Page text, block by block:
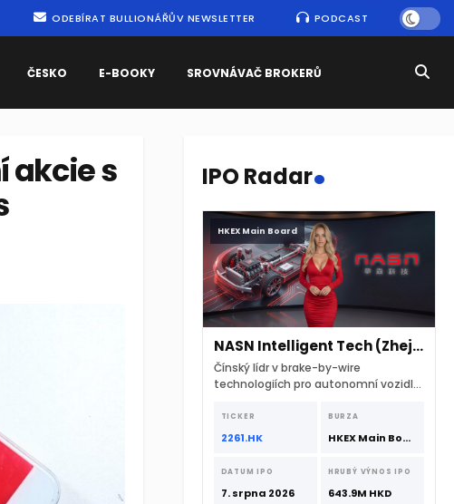
ODEBÍRAT BULLIONÁŘŮV NEWSLETTER PODCAST
ČESKO E-BOOKY SROVNÁVAČ BROKERŮ
akcie s
IPO Radar.
HKEX Main Board
NASN Intelligent Tech (Zhejiang)
Čínský lídr v brake-by-wire
technologiích pro autonomní vozidla
srpna 2026 s podporou CATL a
Hillhouse Investment.
TICKER
2261.HK
BURZA
HKEX Main Board
DATUM IPO
7. srpna 2026
HRUBÝ VÝNOS IPO
643.9M HKD